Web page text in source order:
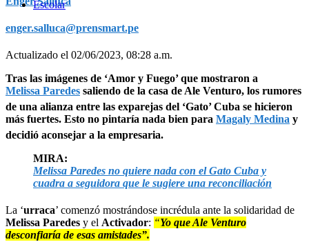
Escolar
enger.salluca@prensmart.pe
Actualizado el 02/06/2023, 08:28 a.m.
Tras las imágenes de ‘Amor y Fuego’ que mostraron a
Melissa Paredes saliendo de la casa de Ale Venturo, los rumores
de una alianza entre las exparejas del ‘Gato’ Cuba se hicieron
más fuertes. Esto no pintaría nada bien para Magaly Medina y
decidió aconsejar a la empresaria.
MIRA:
Melissa Paredes no quiere nada con el Gato Cuba y
cuadra a seguidora que le sugiere una reconciliación
La ‘urraca’ comenzó mostrándose incrédula ante la solidaridad de
Melissa Paredes y el Activador: “Yo que Ale Venturo
desconfiaría de esas amistades”.